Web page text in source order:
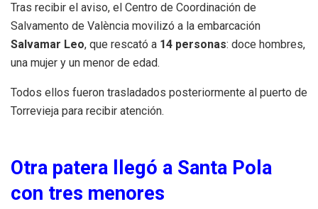
Tras recibir el aviso, el Centro de Coordinación de
Salvamento de València movilizó a la embarcación
Salvamar Leo, que rescató a 14 personas: doce hombres,
una mujer y un menor de edad.
Todos ellos fueron trasladados posteriormente al puerto de
Torrevieja para recibir atención.
Otra patera llegó a Santa Pola
con tres menores